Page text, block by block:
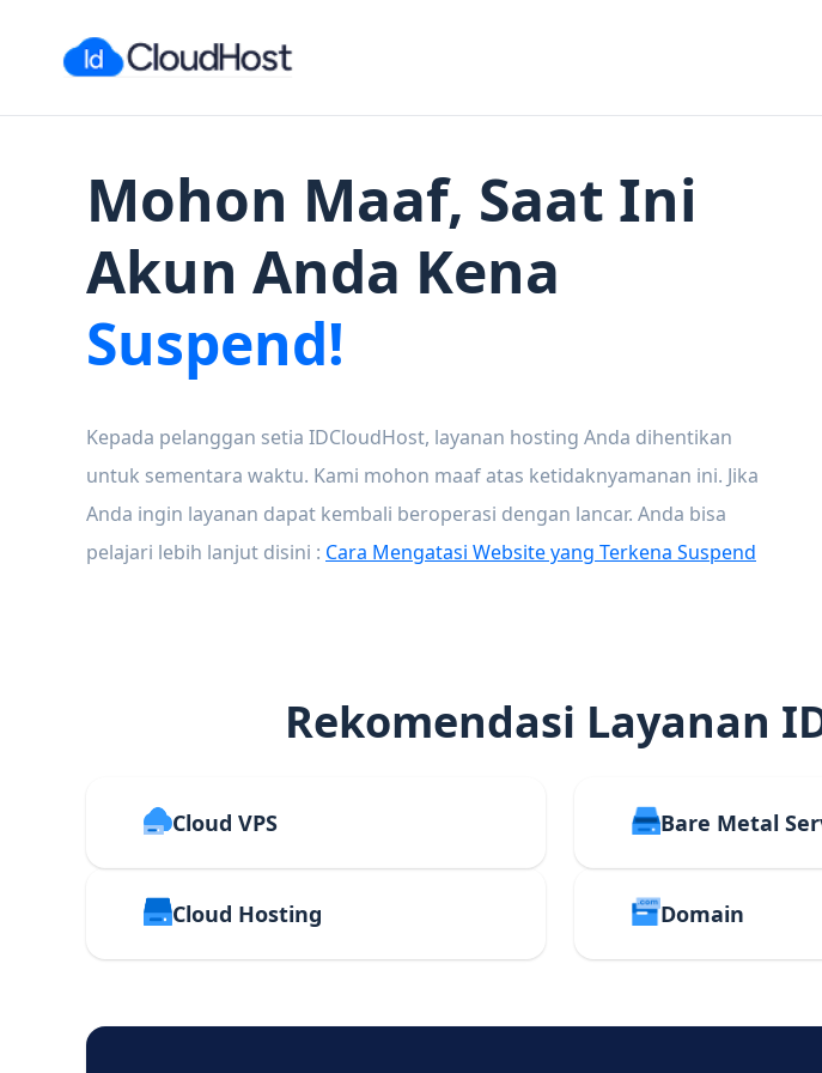
Mohon Maaf, Saat Ini
Akun Anda Kena
Suspend!
Kepada pelanggan setia IDCloudHost, layanan hosting Anda dihentikan
untuk sementara waktu. Kami mohon maaf atas ketidaknyamanan ini. Jika
Anda ingin layanan dapat kembali beroperasi dengan lancar. Anda bisa
pelajari lebih lanjut disini : Cara Mengatasi Website yang Terkena Suspend
Rekomendasi Layanan
Cloud VPS Bare Metal
Cloud Hosting Domain